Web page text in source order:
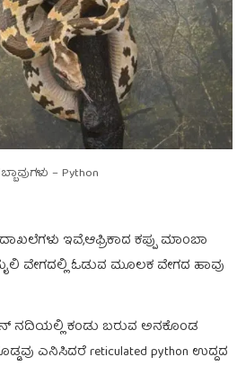
– Python
ಇವೆ,ಆಫ್ರಿಕಾದ ಕಪ್ಪು ಮಾಂಬಾ
ಮೈಲಿ ವೇಗದಲ್ಲಿ ಓಡುವ ಮೂಲಕ ವೇಗದ ಹಾವು
ನದಿಯಲ್ಲಿ ಕಂಡು ಬರುವ ಅನಕೊಂಡ
ಎನಿಸಿದರೆ reticulated python ಉದ್ದದ